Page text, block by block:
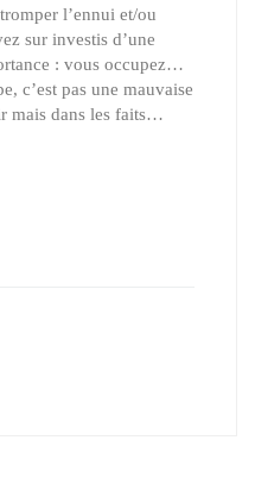
l’ennui et/ou
sur investis d’une
: vous occupez…
c’est pas une mauvaise
mais dans les faits…